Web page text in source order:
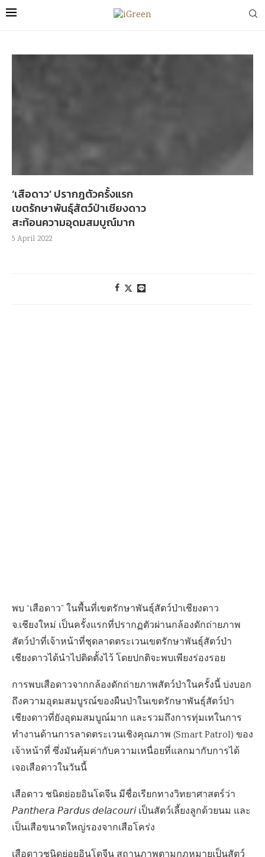
‘เสือดาว’ ปรากฎตัวครั้งแรก
เขตรักษาพันธุ์สัตว์ป่าเชียงดาว
สะท้อนความอุดมสมบูณ์มาก
5 April 2022
พบ “เสือดาว” ในพื้นที่เขตรักษาพันธุ์สัตว์ป่าเชียงดาว
จ.เชียงใหม่ เป็นครั้งแรกที่ปรากฏตัวผ่านกล้องดักถ่ายภาพ
สัตว์ป่าที่เจ้าหน้าที่ชุดลาดตระเวนเขตรักษาพันธุ์สัตว์ป่า
เชียงดาวได้นำไปติดตั้งไว้ โดยปกติจะพบเพียงร่องรอย
การพบเสือดาวจากกล้องดักถ่ายภาพสัตว์ป่าในครั้งนี้ บ่งบอก
ถึงความอุดมสมบูรณ์ของผืนป่าในเขตรักษาพันธุ์สัตว์ป่า
เชียงดาวที่ยังอุดมสมบูณ์มาก และรวมถึงการทุ่มเทในการ
ทำงานด้านการลาดตระเวนเชิงคุณภาพ (Smart Patrol) ของ
เจ้าหน้าที่ ซึ่งมันคุ้มค่ากับความเหนื่อยที่แลกมากับการได้
เจอเสือดาวในวันนี้
เสือดาว ชนิดย่อยอินโดจีน มีชื่อเรียกทางวิทยาศาสตร์ว่า
𝘗𝘢𝘯𝘵𝘩𝘦𝘳𝘢 𝘗𝘢𝘳𝘥𝘶𝘴 𝘥𝘦𝘭𝘢𝘤𝘰𝘶𝘳𝘪 เป็นสัตว์เลี้ยงลูกด้วยนม และ
เป็นเสือขนาดใหญ่รองจากเสือโคร่ง